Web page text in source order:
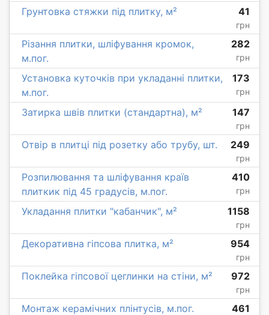
Грунтовка стяжки під плитку, м² 41
грн
Різання плитки, шліфування кромок,
м.пог.
282
грн
Установка куточків при укладанні плитки,
м.пог.
173
грн
Затирка швів плитки (стандартна), м² 147
грн
Отвір в плитці під розетку або трубу, шт. 249
грн
Розпилювання та шліфування країв
плиткик під 45 градусів, м.пог.
410
грн
Укладання плитки "кабанчик", м² 1158
грн
Декоративна гіпсова плитка, м² 954
грн
Поклейка гіпсової цеглинки на стіни, м² 972
грн
Монтаж керамічних плінтусів, м.пог. 461